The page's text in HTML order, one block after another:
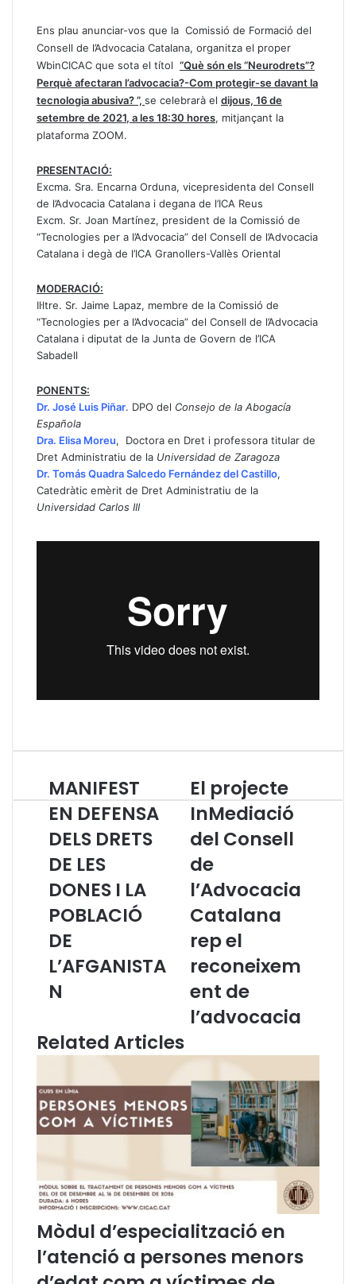
Ens plau anunciar-vos que la Comissió de Formació del
Consell de l’Advocacia Catalana, organitza el proper
WbinCICAC que sota el títol “Què són els “Neurodrets”?
Perquè afectaran l’advocacia?-Com protegir-se davant la
tecnologia abusiva? ”, se celebrarà el dijous, 16 de
setembre de 2021, a les 18:30 hores, mitjançant la
plataforma ZOOM.
PRESENTACIÓ:
Excma. Sra. Encarna Orduna, vicepresidenta del Consell
de l’Advocacia Catalana i degana de l’ICA Reus
Excm. Sr. Joan Martínez, president de la Comissió de
“Tecnologies per a l’Advocacia” del Consell de l’Advocacia
Catalana i degà de l’ICA Granollers-Vallès Oriental
MODERACIÓ:
Il·ltre. Sr. Jaime Lapaz, membre de la Comissió de
“Tecnologies per a l’Advocacia” del Consell de l’Advocacia
Catalana i diputat de la Junta de Govern de l’ICA
Sabadell
PONENTS:
Dr. José Luis Piñar. DPO del Consejo de la Abogacía
Española
Dra. Elisa Moreu, Doctora en Dret i professora titular de
Dret Administratiu de la Universidad de Zaragoza
Dr. Tomás Quadra Salcedo Fernández del Castillo,
Catedràtic emèrit de Dret Administratiu de la
Universidad Carlos III
M
A
N
I
F
E
S
T
E
N
D
F
E
A
E
L
S
D
T
S
E
L
E
MANIFEST
EN DEFENSA
DELS DRETS
DE LES
DONES I LA
POBLACIÓ
DE
L’AFGANISTA
N
E
l
r
o
j
e
c
t
I
n
e
i
ó
d
e
C
o
l
El projecte
InMediació
del Consell
de
l’Advocacia
Catalana
rep el
reconeixem
ent de
l’advocacia
Related Articles
Mòdul d’especialització en
l’atenció a persones menors